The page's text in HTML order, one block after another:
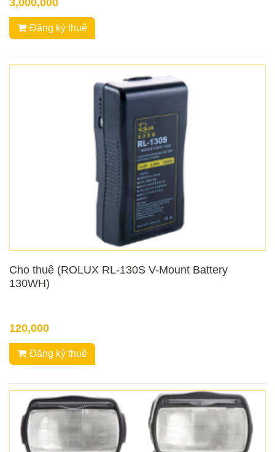
Đăng ký thuê
Cho thuê (ROLUX RL-130S V-Mount Battery
130WH)
120,000
Đăng ký thuê